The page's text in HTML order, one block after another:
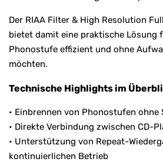
Der RIAA Filter & High Resolution
bietet damit eine praktische Lösung
Phonostufe effizient und ohne
möchten.
Technische Highlights im
• Einbrennen von Phonostufen ohne
• Direkte Verbindung zwischen CD-
• Unterstützung von Repeat-
kontinuierlichen Betrieb